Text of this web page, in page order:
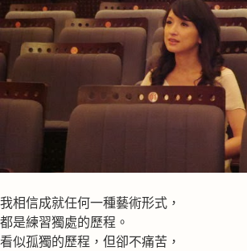
我相信成就任何一種藝術形式，
都是練習獨處的歷程。
看似孤獨的歷程，但卻不痛苦，